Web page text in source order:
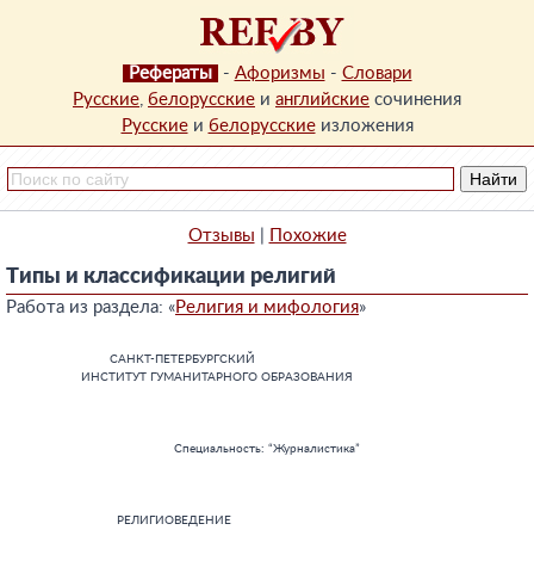
Рефераты - Афоризмы - Словари
Русские, белорусские и английские сочинения
Русскиеи белорусскиеизложения
Отзывы Похожие
Типы и классификации религий
Работа из раздела: «Религия и мифология»